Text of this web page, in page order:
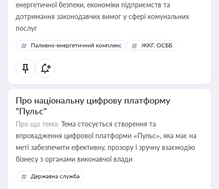
енергетичної безпеки, економіки підприємств та
дотримання законодавчих вимог у сфері комунальних
послуг
Паливно-енергетичний комплекс ЖКГ, ОСББ
Про національну цифрову платформу
"Пульс"
Про що тема: Тема стосується створення та
впровадження цифрової платформи «Пульс», яка має на
меті забезпечити ефективну, прозору і зручну взаємодію
бізнесу з органами виконавчої влади
Державна служба